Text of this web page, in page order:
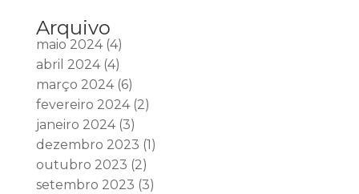
Arquivo
maio 2024(4)
abril 2024(4)
março 2024(6)
fevereiro 2024(2)
janeiro 2024(3)
dezembro 2023 (1)
outubro 2023 (2)
setembro 2023 (3)